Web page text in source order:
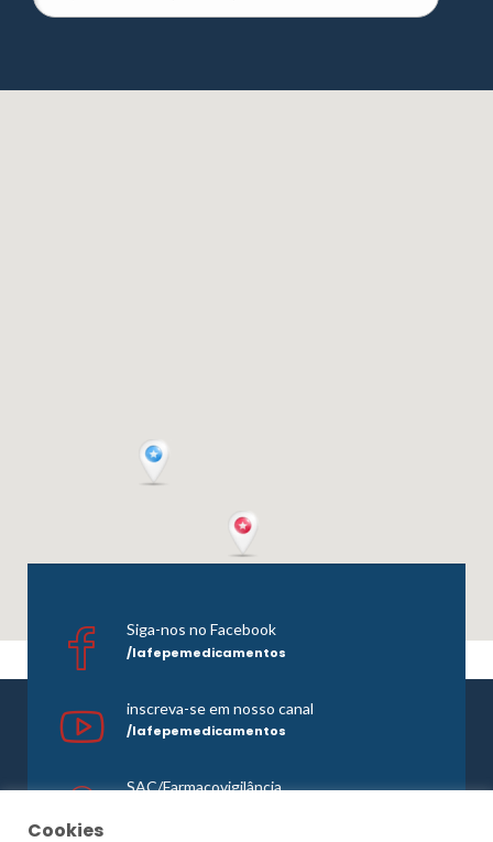
Siga-nos no Facebook
/lafepemedicamentos
inscreva-se em nosso canal
/lafepemedicamentos
SAC/Farmacovigilância
Cookies